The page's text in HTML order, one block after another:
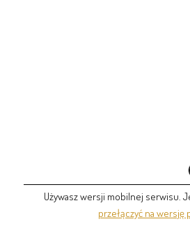
Używasz wersji mobilnej serwisu.
przełączyć na wersję